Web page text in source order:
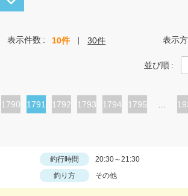
表示件数 10件 30件 表示
並び順
ペ
1790
カ
1791
ペ
1792
ペ
1793
ペ
1794
ペ
1795
釣行時間
20:30～21:30
釣り方 その他